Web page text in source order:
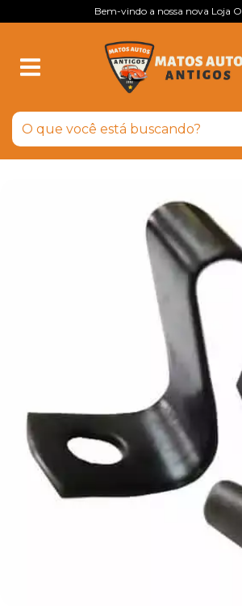
Bem-vindo a nossa nova Loja